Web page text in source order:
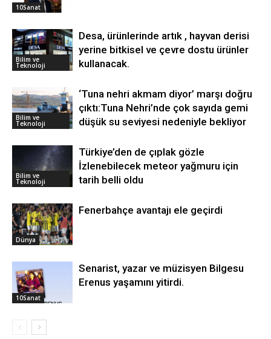
10Sanat
Bilim ve
Teknoloji
Desa, ürünlerinde artık , hayvan derisi
yerine bitkisel ve çevre dostu ürünler
kullanacak.
Bilim ve
Teknoloji
‘Tuna nehri akmam diyor’ marşı doğru
çıktı:Tuna Nehri’nde çok sayıda gemi
düşük su seviyesi nedeniyle bekliyor
Bilim ve
Teknoloji
Türkiye’den de çıplak gözle
İzlenebilecek meteor yağmuru için
tarih belli oldu
Dünya
Fenerbahçe avantajı ele geçirdi
10Sanat
Senarist, yazar ve müzisyen Bilgesu
Erenus yaşamını yitirdi.